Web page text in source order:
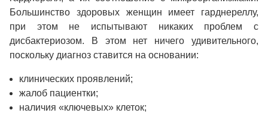
Большинство здоровых женщин имеет гарднереллу,
при этом не испытывают никаких проблем с
дисбактериозом. В этом нет ничего удивительного,
поскольку диагноз ставится на основании:
клинических проявлений;
жалоб пациентки;
наличия «ключевых» клеток;